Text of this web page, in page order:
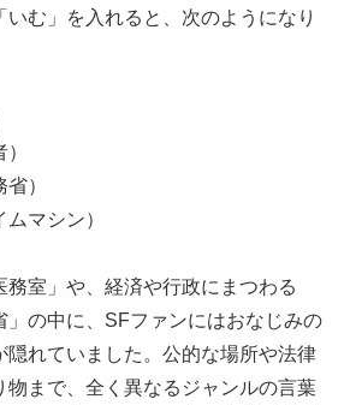
いむ」を入れると、次のようになり
省）
ムマシン）
務室」や、経済や行政にまつわる
」の中に、SFファンにはおなじみの
隠れていました。公的な場所や法律
物まで、全く異なるジャンルの言葉